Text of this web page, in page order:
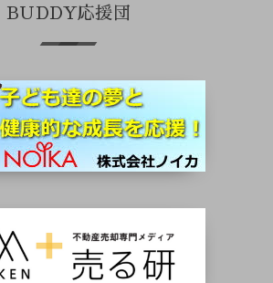
BUDDY応援団